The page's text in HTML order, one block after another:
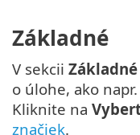
Základné
V sekcii Základné
o úlohe, ako napr.
Kliknite na
značiek.